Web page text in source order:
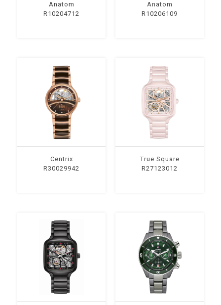
Anatom
R10204712
Anatom
R10206109
Centrix
R30029942
True Square
R27123012